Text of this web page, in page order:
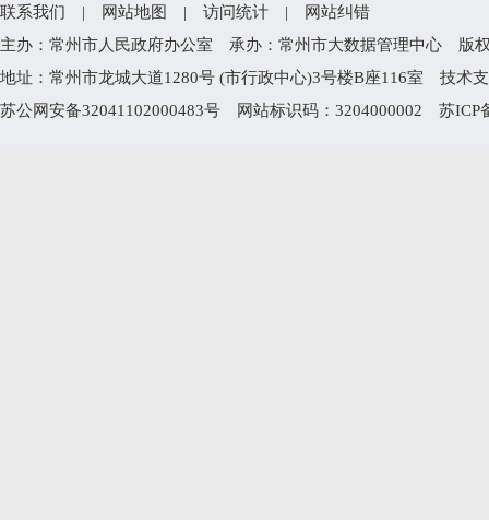
联系我们 | 网站地图 | 访问统计 |
网站纠错
主办：常州市人民政府办公室 承办：常州市大数据管理中心 版
地址：常州市龙城大道1280号 (市行政中心)3号楼B座116室 技术
苏公网安备32041102000483号 网站标识码：3204000002 苏ICP